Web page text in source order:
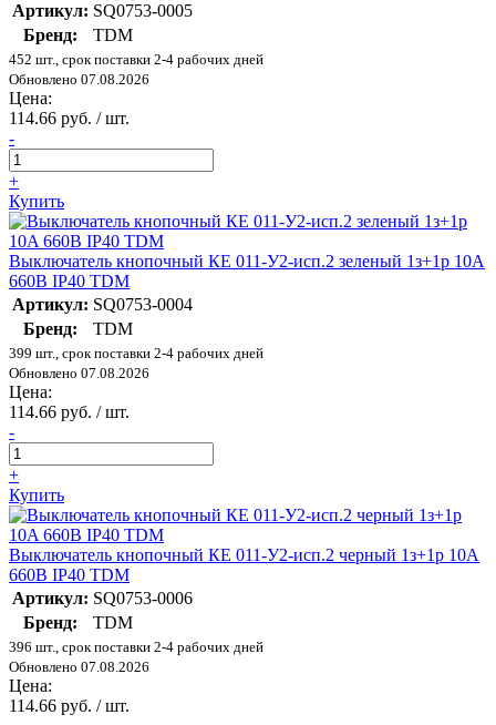
Артикул: SQ0753-0005
Бренд:
TDM
452 шт., срок поставки 2-4 рабочих дней
Обновлено 07.08.2026
Цена:
114.66 руб. / шт.
-
+
Купить
Выключатель кнопочный КЕ 011-У2-исп.2 зеленый 1з+1р 10A
660B IP40 TDM
Артикул: SQ0753-0004
Бренд:
TDM
399 шт., срок поставки 2-4 рабочих дней
Обновлено 07.08.2026
Цена:
114.66 руб. / шт.
-
+
Купить
Выключатель кнопочный КЕ 011-У2-исп.2 черный 1з+1р 10A
660B IP40 TDM
Артикул: SQ0753-0006
Бренд:
TDM
396 шт., срок поставки 2-4 рабочих дней
Обновлено 07.08.2026
Цена:
114.66 руб. / шт.